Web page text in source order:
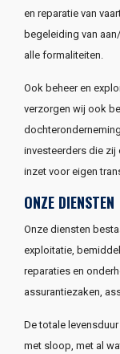
en reparatie van
begeleiding van
alle formaliteiten.
Ook beheer en
verzorgen wij ook
investeerders die
inzet voor eigen
ONZE DIENSTEN
Onze diensten
exploitatie,
reparaties en
assurantiezaken,
De totale
met sloop, met al